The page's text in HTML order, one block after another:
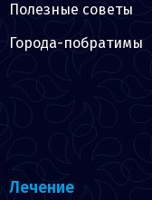
Полезные советы
Города-побратимы
Лечение